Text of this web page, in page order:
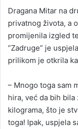
Dragana Mitar na
privatnog života, a
promijenila izgled
“Zadruge” je
prilikom je otkrila
– Mnogo toga sam
hira, već da bih bila
kilograma, što je
toga! Ipak, uspjela